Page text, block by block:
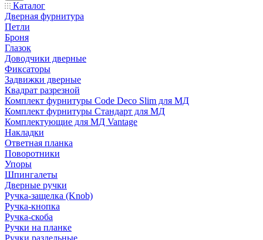
Каталог
Дверная фурнитура
Петли
Броня
Глазок
Доводчики дверные
Фиксаторы
Задвижки дверные
Квадрат разрезной
Комплект фурнитуры Code Deco Slim для МД
Комплект фурнитуры Стандарт для МД
Комплектующие для МД Vantage
Накладки
Ответная планка
Поворотники
Упоры
Шпингалеты
Дверные ручки
Ручка-защелка (Knob)
Ручка-кнопка
Ручка-скоба
Ручки на планке